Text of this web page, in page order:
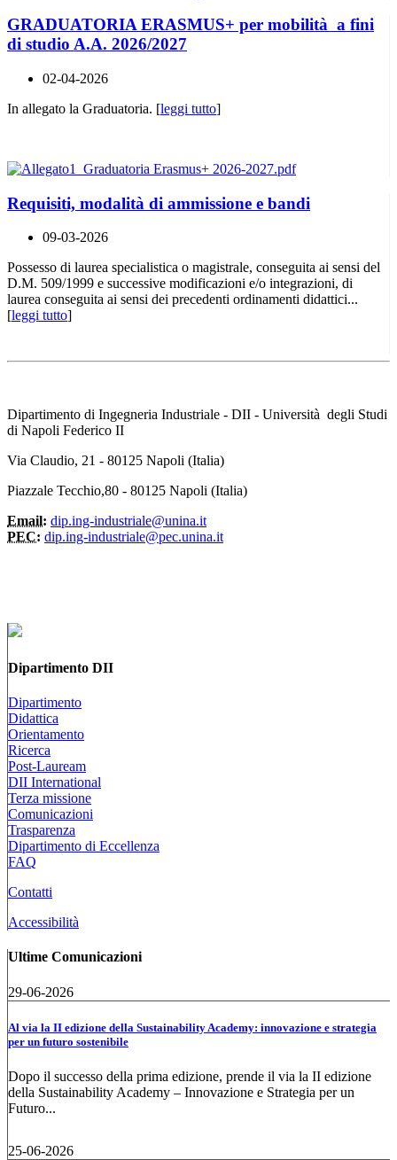
GRADUATORIA ERASMUS+ per mobilità a fini
di studio A.A. 2026/2027
02-04-2026
In allegato la Graduatoria. [leggi tutto]
Requisiti, modalità di ammissione e bandi
09-03-2026
Possesso di laurea specialistica o magistrale, conseguita ai sensi del
D.M. 509/1999 e successive modificazioni e/o integrazioni, di
laurea conseguita ai sensi dei precedenti ordinamenti didattici...
[leggi tutto]
Dipartimento di Ingegneria Industriale - DII - Università degli Studi
di Napoli Federico II
Via Claudio, 21 - 80125 Napoli (Italia)
Piazzale Tecchio,80 - 80125 Napoli (Italia)
Email: dip.ing-industriale@unina.it
PEC: dip.ing-industriale@pec.unina.it
Dipartimento DII
Dipartimento
Didattica
Orientamento
Ricerca
Post-Lauream
DII International
Terza missione
Comunicazioni
Trasparenza
Dipartimento di Eccellenza
FAQ
Contatti
Accessibilità
Ultime Comunicazioni
29-06-2026
Al via la II edizione della Sustainability Academy: innovazione e strategia
per un futuro sostenibile
Dopo il successo della prima edizione, prende il via la II edizione
della Sustainability Academy – Innovazione e Strategia per un
Futuro...
25-06-2026